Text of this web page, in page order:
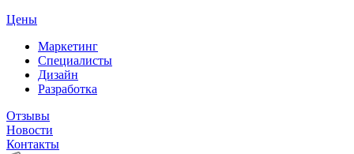
Цены
Маркетинг
Специалисты
Дизайн
Разработка
Отзывы
Новости
Контакты